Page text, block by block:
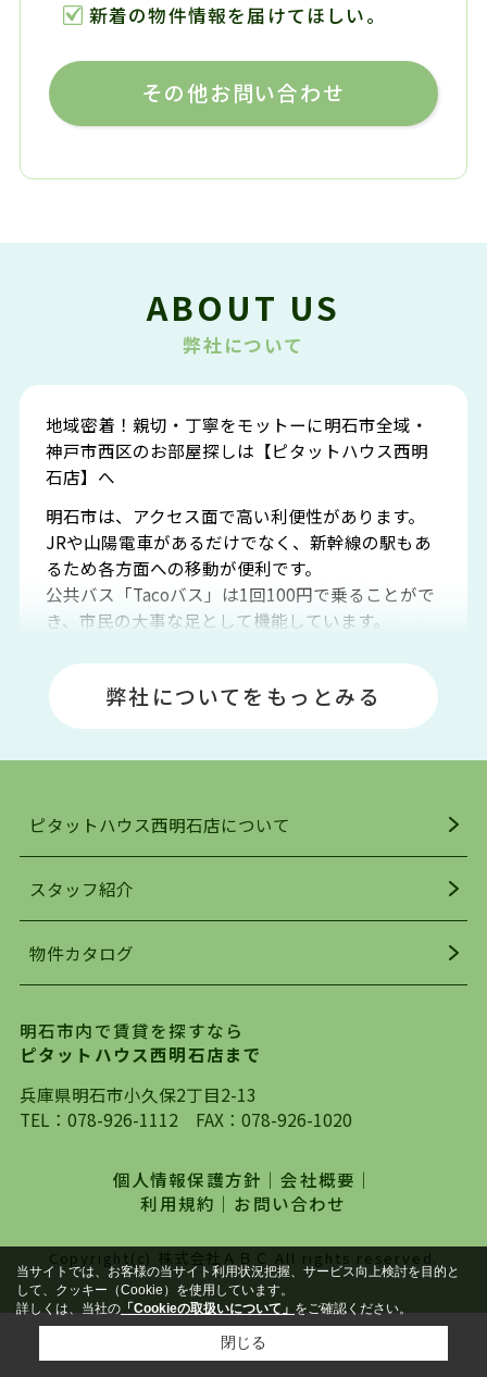
新着の物件情報を届けてほしい。
その他お問い合わせ
ABOUT US
弊社について
地域密着！親切・丁寧をモットーに明石市全域・
神戸市西区のお部屋探しは【ピタットハウス西明
石店】へ
明石市は、アクセス面で高い利便性があります。
JRや山陽電車があるだけでなく、新幹線の駅もあ
るため各方面への移動が便利です。
公共バス「Tacoバス」は1回100円で乗ることがで
き、市民の大事な足として機能しています。
場や釣りスポットが多くあります。JR「大久保
駅」周辺には、ビブレ・イオンをはじめとした買
い物施設も多くあり、買い物にも困りません。
明石駅・西明石駅を中心に、明石市・神戸市西区
でお部屋探している方は、ぜひ当ＨＰにて物件を
お探しになってください。弊社は、スタッフの平
を行っており地域最大級の情報取扱量を誇ってお
ります。店頭で限られた物件をご紹介する、従来
自身でインターネットを利用し、理想のお部屋を
探していただき、選択していただいた物件情報に
対して、専門知識を持ったスタッフがサポートさ
せていただくスタイルを心がけております。私た
は、一度だけでは終わらない、お客様との末長い
お付き合いです。初めての一人暮らしから、就
職・ご結婚・売買物件の購入、などなど一生涯に
わたる、良きアドバイザーとして、地域に密着し
た営業スタイルで様々なお役立ちができればと強
く思っております。ぜひ、明石市・神戸市西区で
物件をお探しになってる方は、お気軽にお問い合
弊社についてをもっとみる
ピタットハウス西明石店について
スタッフ紹介
物件カタログ
明石市内で賃貸を探すなら
ピタットハウス西明石店まで
兵庫県明石市小久保2丁目2-13
TEL： 078-926-1112 FAX：078-926-1020
個人情報保護方針 ｜会社概要 ｜
利用規約 ｜ お問い合わせ
Copyright(c) 株式会社ＡＢＣ All rights reserved.
当サイトでは、お客様の当サイト利用状況把握、サービス向上検討を目的と
して、クッキー（Cookie）を使用しています。
詳しくは、当社の 「Cookieの取扱いについて」 をご確認ください。
閉じる